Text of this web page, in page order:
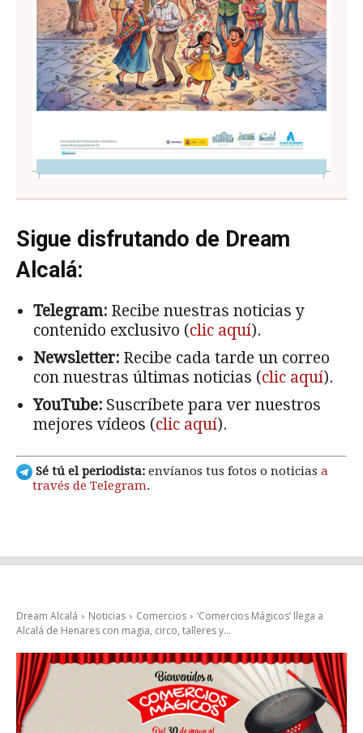
Sigue disfrutando de Dream
Alcalá:
Telegram: Recibe nuestras noticias y
contenido exclusivo (clic aquí).
Newsletter: Recibe cada tarde un correo
con nuestras últimas noticias (clic aquí).
YouTube: Suscríbete para ver nuestros
mejores vídeos (clic aquí).
Sé tú el periodista: envíanos tus fotos o noticias a
través de Telegram.